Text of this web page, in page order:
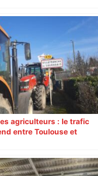
surtout son art du jeu en
vif et spectaculaire.
Série (4 / 10)
agriculteurs : le trafic
entre Toulouse et